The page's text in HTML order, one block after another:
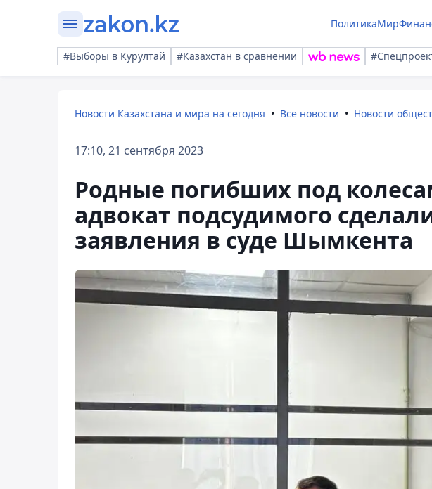
ПолитикаМир
#Выборы в Курултай #Казахстан в сравнении
Новости Казахстана и мира на сегодня Все новости Новости
17:10, 21 сентября 2023
Родные погибших под
адвокат подсудимого
заявления в суде Шымкента